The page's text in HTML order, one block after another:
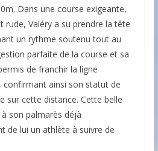
Dans une course exigeante,
rude, Valéry a su prendre la tête
un rythme soutenu tout au
parfaite de la course et sa
de franchir la ligne
confirmant ainsi son statut de
sur cette distance. Cette belle
son palmarès déjà
de lui un athlète à suivre de